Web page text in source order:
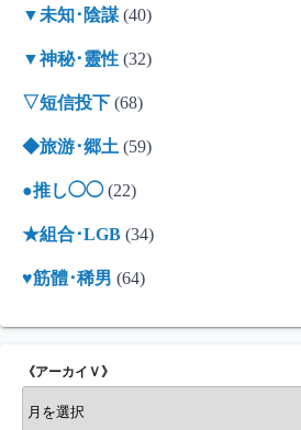
▼未知･陰謀 (40)
▼神秘･靈性 (32)
▽短信投下 (68)
◆旅游･郷土 (59)
●推し◯◯(22)
★組合･LGB (34)
♥筋體･稀男 (64)
《アーカイＶ》
ア